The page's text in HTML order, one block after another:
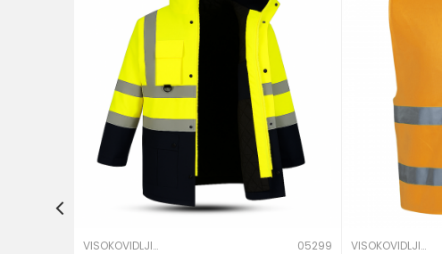
VISOKOVIDLJIVA ODEĆA 05299 VISOKOVIDLJIVA ODEĆA